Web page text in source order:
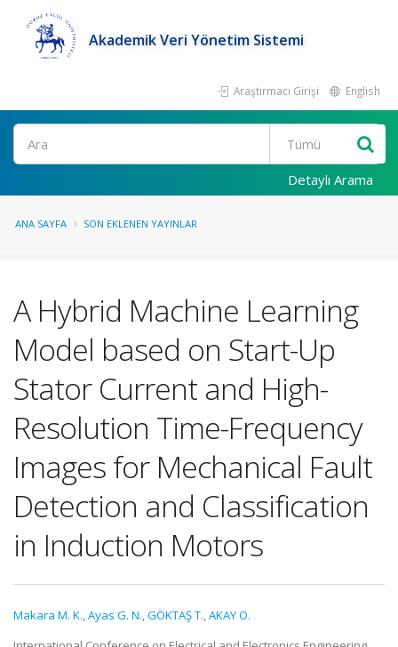
Akademik Veri Yönetim Sistemi
Araştırmacı Girişi English
Ara
Detaylı Arama
ANA SAYFA SON EKLENEN YAYINLAR
A Hybrid Machine Learning
Model based on Start-Up
Stator Current and High-
Resolution Time-Frequency
Images for Mechanical Fault
Detection and Classification
in Induction Motors
Makara M. K.,Ayas G. N.,GÖKTAŞ T.,AKAY O.